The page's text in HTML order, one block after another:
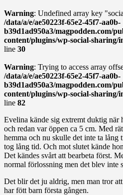
Warning: Undefined array key
/data/a/e/ae50223f-65e2-45f7-aa0b-
b39d1ad950a3/magpodden.com/
content/plugins/wp-social-sharing/
line 30
Warning: Trying to access array
/data/a/e/ae50223f-65e2-45f7-aa0b-
b39d1ad950a3/magpodden.com/
content/plugins/wp-social-sharing/
line 82
Evelina kände sig extremt duktig
och redan var öppen ca 5 cm. Med
hemma och nu skulle det inte ta
tog lång tid. Och mot slutet kände
Det kändes svårt att bearbeta först.
normal förlossning men det blev inte
Det blir det ju aldrig, men man tror
har fött barn första gången.